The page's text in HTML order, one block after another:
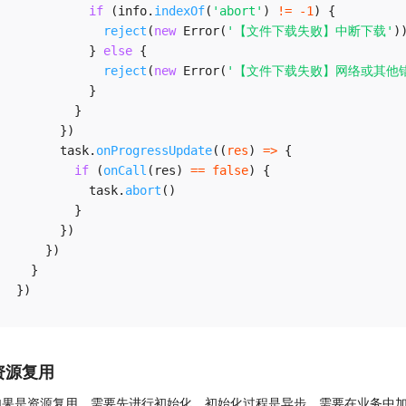
if
(info. indexOf( 'abort' ) != -1 )
{
reject (new Error( '【文件下载失败】中断下载' ) )
}
else {
reject (new Error( '【文件下载失败】网络或其他
}
}
})
      task
. onProgressUpdate( ( res) => {
if
(onCall ( res) == false)
{
          task
. abort ( )
}
})
})
}
})
源复用